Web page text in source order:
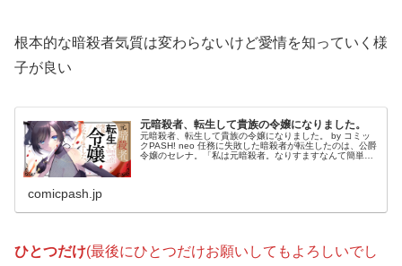
根本的な暗殺者気質は変わらないけど愛情を知っていく様
子が良い
元暗殺者、転生して貴族の令嬢になりました。
元暗殺者、転生して貴族の令嬢になりました。 by コミッ
クPASH! neo 任務に失敗した暗殺者が転生したのは、公爵
令嬢のセレナ。「私は元暗殺者。なりすますなんて簡単
comicpash.jp
ひとつだけ(最後にひとつだけお願いしてもよろしいでし